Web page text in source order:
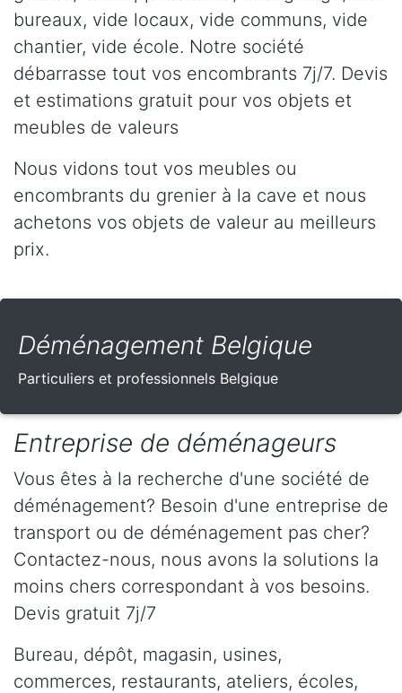
bureaux, vide locaux, vide communs, vide
chantier, vide école. Notre société
débarrasse tout vos encombrants 7j/7. Devis
et estimations gratuit pour vos objets et
meubles de valeurs
Nous vidons tout vos meubles ou
encombrants du grenier à la cave et nous
achetons vos objets de valeur au meilleurs
prix.
Déménagement Belgique
Particuliers et professionnels Belgique
Entreprise de déménageurs
Vous êtes à la recherche d'une société de
déménagement? Besoin d'une entreprise de
transport ou de déménagement pas cher?
Contactez-nous, nous avons la solutions la
moins chers correspondant à vos besoins.
Devis gratuit 7j/7
Bureau, dépôt, magasin, usines,
commerces, restaurants, ateliers, écoles,